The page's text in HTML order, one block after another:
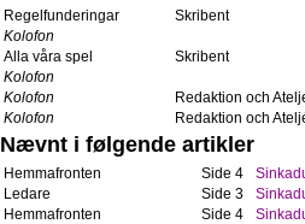
Regelfunderingar
Skribent
Kolofon
Alla våra spel
Skribent
Kolofon
Kolofon
Redaktion och
Kolofon
Redaktion och
Nævnt i følgende artikler
Hemmafronten Side 4
Ledare
Side 3
Hemmafronten
Side 4